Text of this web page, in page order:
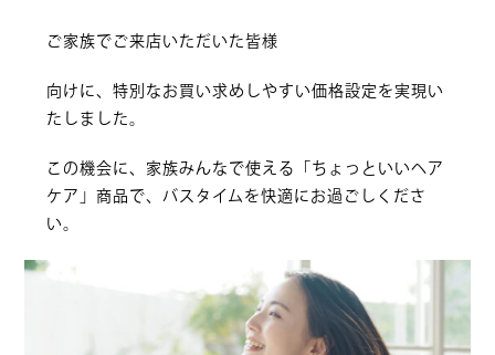
ご家族でご来店いただいた皆様
向けに、特別なお買い求めしやすい価格設定を実現い
たしました。
この機会に、家族みんなで使える「ちょっといいヘア
ケア」商品で、バスタイムを快適にお過ごしくださ
い。